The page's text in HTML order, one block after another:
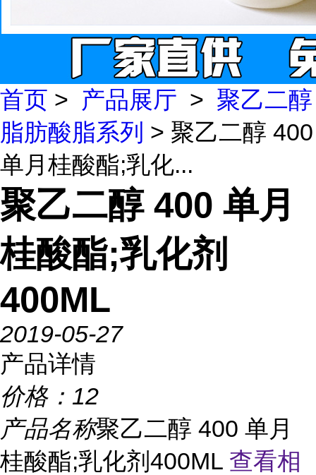
首页 > 产品展厅 > 聚乙二醇
脂肪酸脂系列 > 聚乙二醇 400
单月桂酸酯;乳化...
聚乙二醇 400 单月
桂酸酯;乳化剂
400ML
2019-05-27
产品详情
价格： 12
产品名称聚乙二醇 400 单月
桂酸酯;乳化剂400ML 查看相